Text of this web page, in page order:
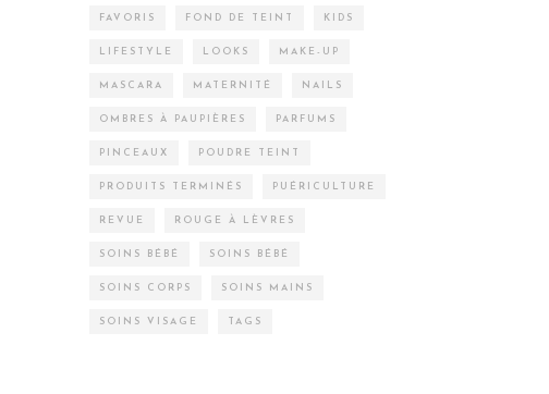
FAVORIS FOND DE TEINT KIDS
LIFESTYLE LOOKS MAKE-UP
MASCARA MATERNITÉ NAILS
OMBRES À PAUPIÈRES PARFUMS
PINCEAUX POUDRE TEINT
PRODUITS TERMINÉS PUÉRICULTURE
REVUE ROUGE À LÈVRES
SOINS BÉBÉ SOINS BÉBÉ
SOINS CORPS SOINS MAINS
SOINS VISAGE TAGS